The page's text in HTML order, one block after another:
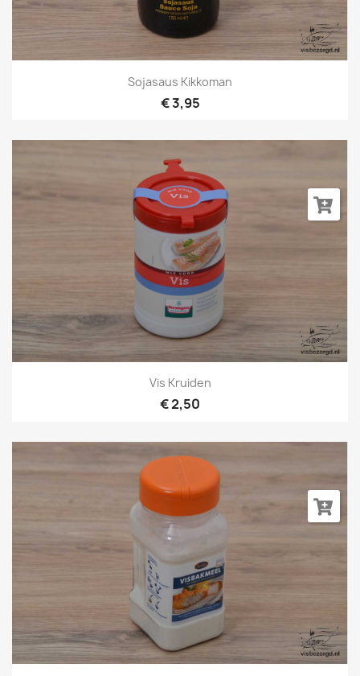
Sojasaus Kikkoman
€ 3,95
Vis Kruiden
€ 2,50